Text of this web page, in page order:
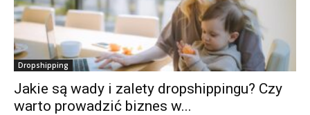
Dropshipping
Jakie są wady i zalety dropshippingu? Czy
warto prowadzić biznes w...